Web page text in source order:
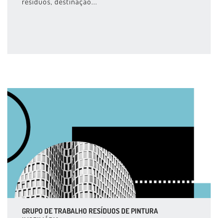
GRUPO DE TRABALHO RESÍDUOS DE PINTURA